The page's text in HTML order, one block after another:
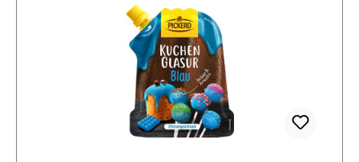
der Enchanted Cream reicht aus, um 2 Böden einer
Ø 25cm Torte zu bestreichen und die Torte
einzudecken oder um ca. 24-30 Icing Toppings für
Cupcakes zu spritzen.